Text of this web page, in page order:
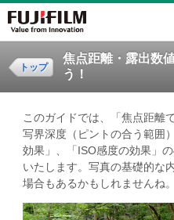
トップ
焦点距離・露出数
う！
このガイドでは、「焦点距離
写界深度（ピントの合う範囲
効果」、「ISO感度の効果」
いたします。写真の基礎的な
場合もあるかもしれませんね。